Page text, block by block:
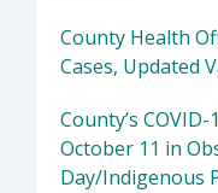
County Health
Cases, Updated
County’s
October 11 in
Day/Indigenous